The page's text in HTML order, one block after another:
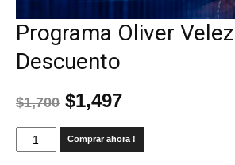
Programa Oliver
Descuento
$1,700 $1,497
Comprar ahora !